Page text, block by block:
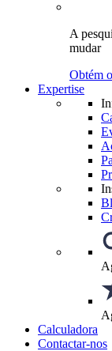
A
mudar
Obtém
Expertise
Calculadora
Contactar-nos